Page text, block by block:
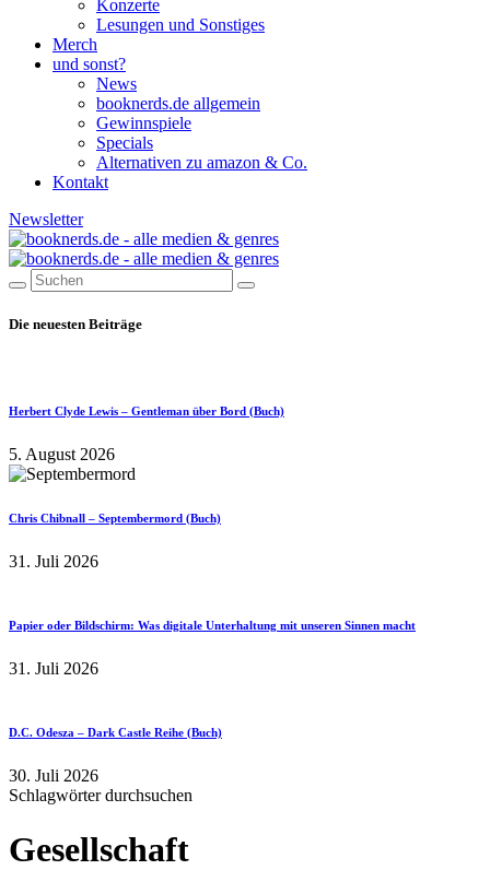
Konzerte
Lesungen und Sonstiges
Merch
und sonst?
News
booknerds.de allgemein
Gewinnspiele
Specials
Alternativen zu amazon & Co.
Kontakt
Newsletter
Die neuesten Beiträge
Herbert Clyde Lewis – Gentleman über Bord (Buch)
5. August 2026
Chris Chibnall – Septembermord (Buch)
31. Juli 2026
Papier oder Bildschirm: Was digitale Unterhaltung mit unseren Sinnen macht
31. Juli 2026
D.C. Odesza – Dark Castle Reihe (Buch)
30. Juli 2026
Schlagwörter durchsuchen
Gesellschaft